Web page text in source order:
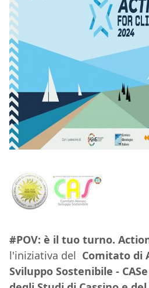
#POV: è il tuo turno.
l'iniziativa del Comitato di
Sviluppo Sostenibile - CASe